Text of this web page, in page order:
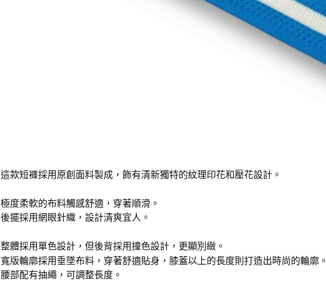
這款短褲採用原創面料製成，飾有清新獨特的紋理印花和壓花設計。
極度柔軟的布料觸感舒適，穿著順滑。
後擺採用網眼針織，設計清爽宜人。
整體採用單色設計，但後背採用撞色設計，更顯別緻。
寬版輪廓採用垂墜布料，穿著舒適貼身，膝蓋以上的長度則打造出時尚的輪廓。
腰部配有抽繩，可調整長度。